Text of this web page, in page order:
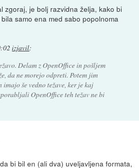
zgoraj, je bolj razvidna želja, kako bi
samo ena med sabo popolnoma
izjavil:
Delam z OpenOffice in pošljem
da ne morejo odpreti. Potem jim
še vedno težave, ker je kaj
OpenOffice teh težav ne bi
bi bil en (ali dva) uveljavljena formata,